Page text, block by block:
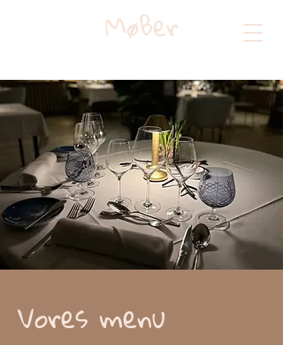
MøBer
Vores menu